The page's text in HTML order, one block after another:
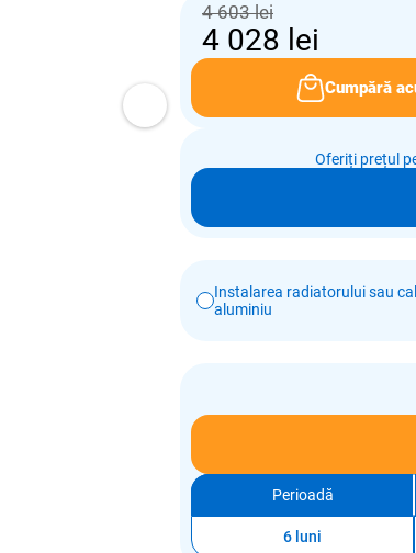
4 603 lei
4 028 lei
Cumpără
Oferiți prețul
Instalarea radiatorului sau
aluminiu
Perioadă
6 luni